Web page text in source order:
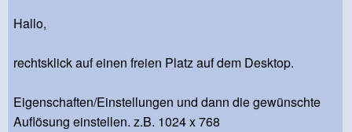
Hallo,
rechtsklick auf einen freien Platz auf dem Desktop.
Eigenschaften/Einstellungen und dann die gewünschte
Auflösung einstellen. z.B. 1024 x 768